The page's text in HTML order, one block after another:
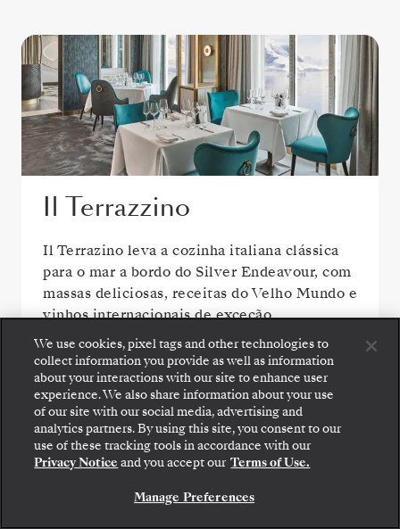
Il Terrazzino
Il Terrazino leva a cozinha italiana clássica
para o mar a bordo do Silver Endeavour, com
massas deliciosas, receitas do Velho Mundo e
vinhos internacionais de exceção.
Embarque: escolha sua suíte e confira as tarifas e
os serviços inclusos antes de confirmar com
segurança sua viagem com a Silversea.
RESERVE A SUA SUITE
We use cookies, pixel tags and other technologies to
collect information you provide as well as information
about your interactions with our site to enhance user
experience. We also share information about your use
of our site with our social media, advertising and
analytics partners. By using this site, you consent to our
use of these tracking tools in accordance with our
Privacy Notice and you accept our Terms of Use.
Manage Preferences